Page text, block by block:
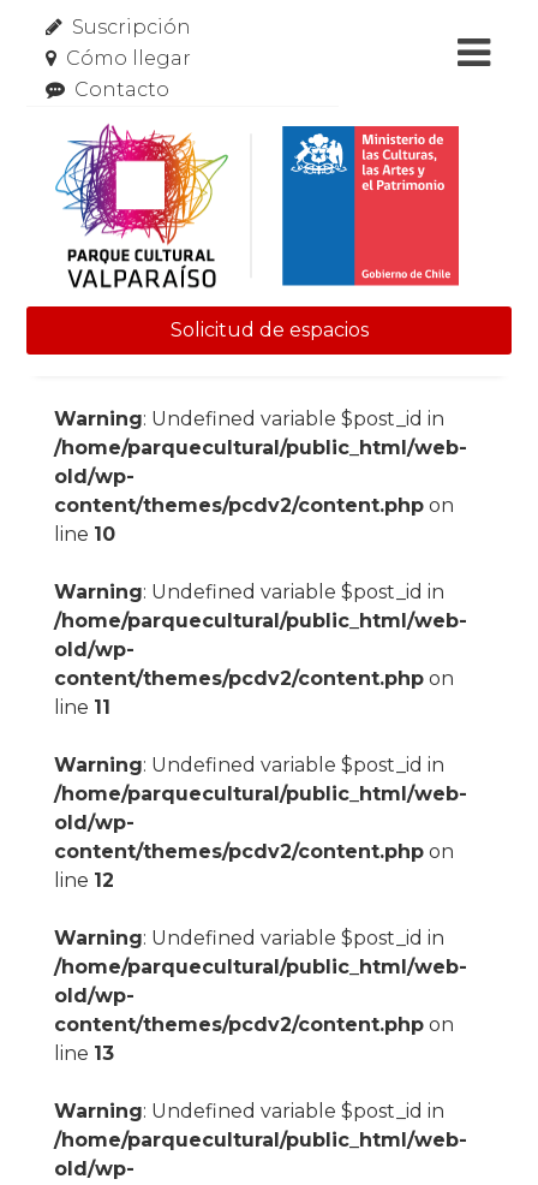
Suscripción
Cómo llegar
Contacto
Solicitud de espacios
Warning: Undefined variable $post_id in
/home/parquecultural/public_html/web-
old/wp-
content/themes/pcdv2/content.phpon
line 10
Warning: Undefined variable $post_id in
/home/parquecultural/public_html/web-
old/wp-
content/themes/pcdv2/content.phpon
line 11
Warning: Undefined variable $post_id in
/home/parquecultural/public_html/web-
old/wp-
content/themes/pcdv2/content.phpon
line 12
Warning: Undefined variable $post_id in
/home/parquecultural/public_html/web-
old/wp-
content/themes/pcdv2/content.phpon
line 13
Warning: Undefined variable $post_id in
/home/parquecultural/public_html/web-
old/wp-